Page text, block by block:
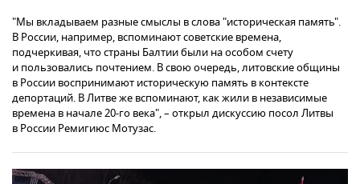
"Мы вкладываем разные смыслы в слова "историческая память".
В России, например, вспоминают советские времена,
подчеркивая, что страны Балтии были на особом счету
и пользовались почтением. В свою очередь, литовские общины
в России воспринимают историческую память в контексте
депортаций. В Литве же вспоминают, как жили в независимые
времена в начале 20-го века", – открыл дискуссию посол Литвы
в России Ремигиюс Мотузас.